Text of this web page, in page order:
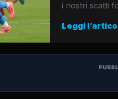
i nostri scatti
Leggi